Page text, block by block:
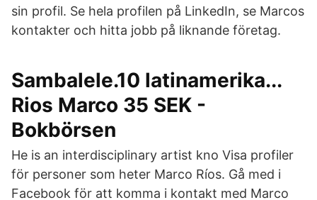
sin profil. Se hela profilen på LinkedIn, se Marcos
kontakter och hitta jobb på liknande företag.
Sambalele.10 latinamerika...
Rios Marco 35 SEK -
Bokbörsen
He is an interdisciplinary artist kno Visa profiler
för personer som heter Marco Ríos. Gå med i
Facebook för att komma i kontakt med Marco